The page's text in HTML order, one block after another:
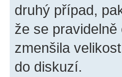
druhý případ,
že se
zmenšila
do diskuzí.